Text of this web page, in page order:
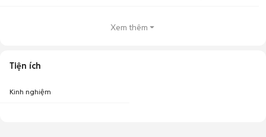
Xem thêm
Tiện ích
Kinh nghiệm